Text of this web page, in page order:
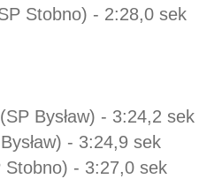
Stobno) - 2:28,0 sek
Bysław) - 3:24,2 sek
- 3:24,9 sek
Stobno) - 3:27,0 sek